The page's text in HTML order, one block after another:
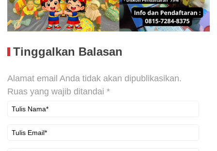
Tinggalkan Balasan
Alamat email Anda tidak akan dipublikasikan.
Ruas yang wajib ditandai *